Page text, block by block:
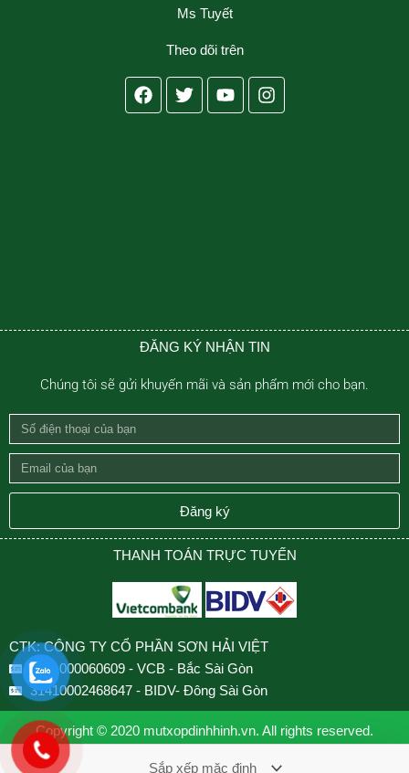
Ms Tuyết
Theo dõi trên
Facebook
TwitterYoutubeInstagram
ĐĂNG KÝ NHẬN TIN
Chúng tôi sẽ gửi khuyến mãi và sản phẩm mới cho bạn.
Số
điện
thoại
của
Email
của
Đăng ký
THANH TOÁN TRỰC TUYẾN
CTK: CÔNG TY CỔ PHẦN SƠN HẢI VIỆT
0501000060609 - VCB - Bắc Sài Gòn
31410002468647 - BIDV- Đông Sài Gòn
Copyright © 2020 mutxopdinhhinh.vn. All rights reserved.